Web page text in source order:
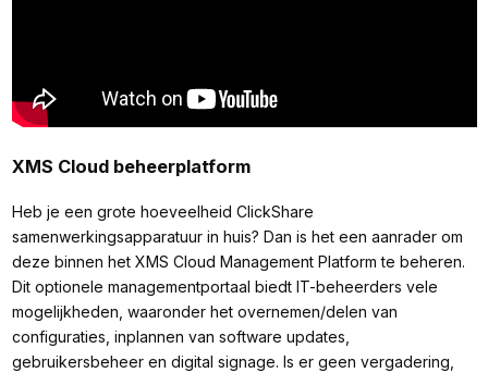
XMS Cloud beheerplatform
Heb je een grote hoeveelheid ClickShare
samenwerkingsapparatuur in huis? Dan is het een aanrader om
deze binnen het XMS Cloud Management Platform te beheren.
Dit optionele managementportaal biedt IT-beheerders vele
mogelijkheden, waaronder het overnemen/delen van
configuraties, inplannen van software updates,
gebruikersbeheer en digital signage. Is er geen vergadering,